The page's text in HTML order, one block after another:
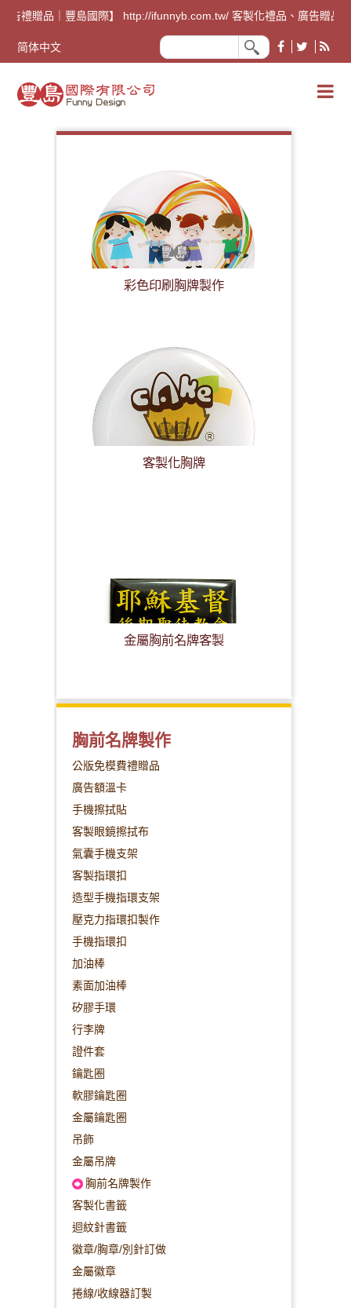
告禮贈品｜豐島國際】 http://ifunnyb.com.tw/ 客製化禮品、廣告贈品
简体中文
彩色印刷胸牌製作
客製化胸牌
金屬胸前名牌客製
胸前名牌製作
公版免模費禮贈品
廣告額溫卡
手機擦拭貼
客製眼鏡擦拭布
氣囊手機支架
客製指環扣
造型手機指環支架
壓克力指環扣製作
手機指環扣
加油棒
素面加油棒
矽膠手環
行李牌
證件套
鑰匙圈
軟膠鑰匙圈
金屬鑰匙圈
吊飾
金屬吊牌
胸前名牌製作
客製化書籤
迴紋針書籤
徽章/胸章/別針訂做
金屬徽章
捲線/收線器訂製